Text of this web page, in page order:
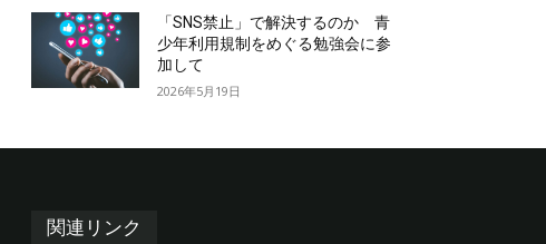
「SNS禁止」で解決するのか 青
少年利用規制をめぐる勉強会に参
加して
2026年5月19日
関連リンク